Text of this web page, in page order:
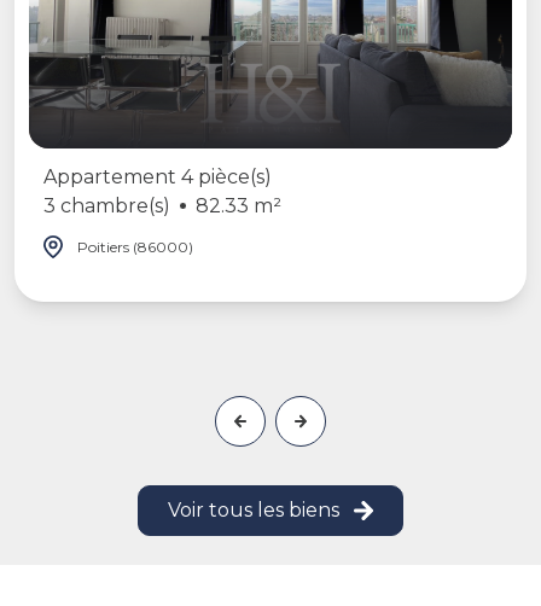
Appartement 4 pièce(s)
3 chambre(s)
82.33 m²
Poitiers (86000)
Voir tous les biens